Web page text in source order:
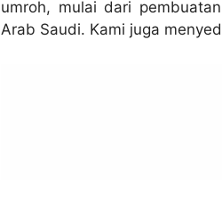
umroh, mulai dari
Arab Saudi. Kami juga